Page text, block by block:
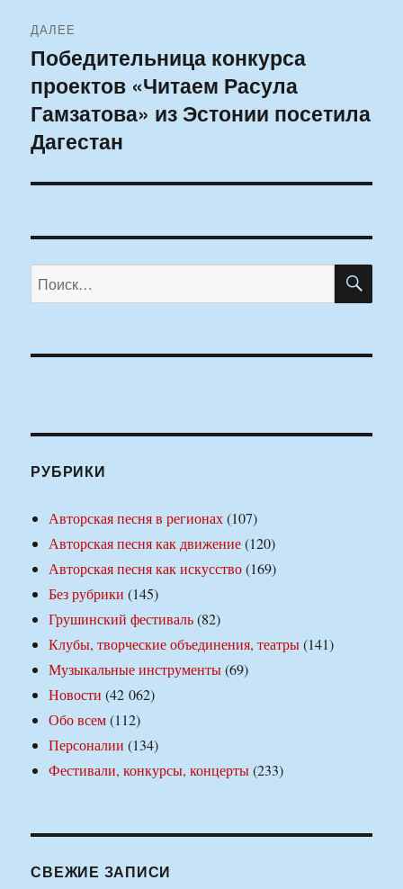
ДАЛЕЕ
Следующая
запись:
Победительница конкурса
проектов «Читаем Расула
Гамзатова» из Эстонии посетила
Дагестан
Искать:
РУБРИКИ
Авторская песня в регионах(107)
Авторская песня как движение(120)
Авторская песня как искусство(169)
Без рубрики (145)
Грушинский фестиваль(82)
Клубы, творческие объединения, театры(141)
Музыкальные инструменты(69)
Новости (42 062)
Обо всем(112)
Персоналии (134)
Фестивали, конкурсы, концерты(233)
СВЕЖИЕ ЗАПИСИ